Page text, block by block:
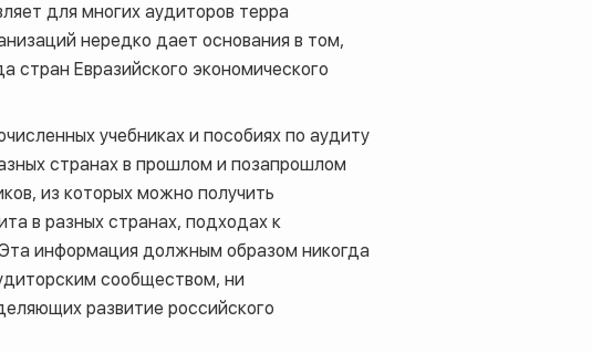
для многих аудиторов терра
нередко дает основания в том,
стран Евразийского экономического
учебниках и пособиях по аудиту
странах в прошлом и позапрошлом
из которых можно получить
в разных странах, подходах к
информация должным образом никогда
сообществом, ни
развитие российского